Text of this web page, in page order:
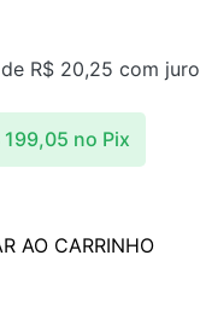
R$ 20,25 com
199,05 no Pix
AO CARRINHO